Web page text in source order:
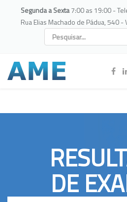
Segunda a Sexta7:00 as 19:00 -
Rua Elias Machado de Pádua, 540
DE